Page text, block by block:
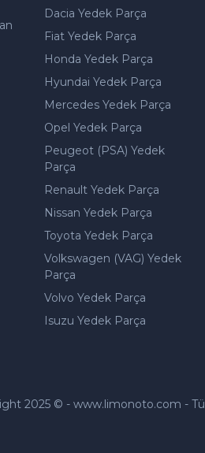
Dacia Yedek Parça
Fiat Yedek Parça
Honda Yedek Parça
Hyundai Yedek Parça
Mercedes Yedek Parça
Opel Yedek Parça
Peugeot (PSA) Yedek
Parça
Renault Yedek Parça
Nissan Yedek Parça
Toyota Yedek Parça
Volkswagen (VAG) Yedek
Parça
Volvo Yedek Parça
Isuzu Yedek Parça
2025 © - www.limonoto.com -